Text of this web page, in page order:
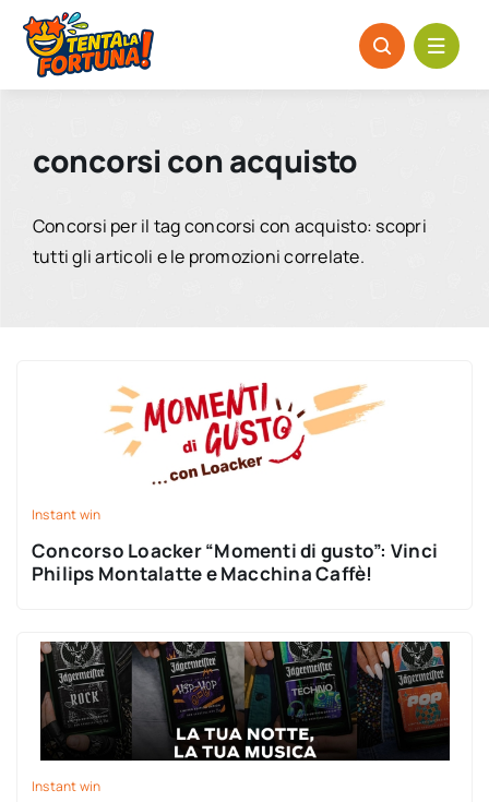
Salta
contenuto
concorsi con acquisto
Concorsi per il tag concorsi con acquisto: scopri
tutti gli articoli e le promozioni correlate.
Instant win
Concorso Loacker “Momenti di gusto”: Vinci
Philips Montalatte e Macchina Caffè!
Instant win